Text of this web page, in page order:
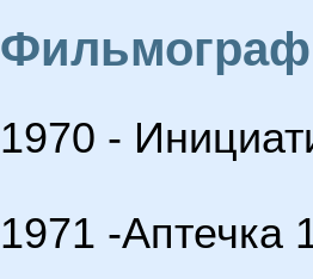
1970 -
1971 -Аптечка